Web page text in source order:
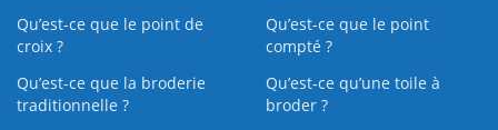
Qu’est-ce que le point de
croix ?
Qu’est-ce que le point
compté ?
Qu’est-ce que la broderie
traditionnelle ?
Qu’est‑ce qu’une toile à
broder ?